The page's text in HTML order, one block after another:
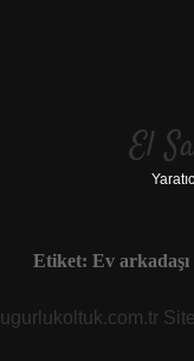
El
Etiket: Ev arkadaşı
ugurlukoltuk.com.tr